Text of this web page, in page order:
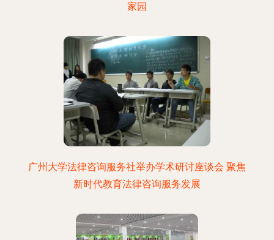
家园
广州大学法律咨询服务社举办学术研讨座谈会 聚焦
新时代教育法律咨询服务发展